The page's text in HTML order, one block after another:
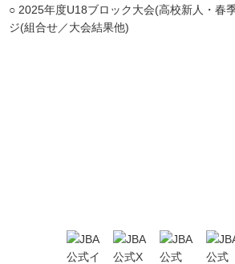
○2025年度U18ブロック大会(高校新人・
ジ(組合せ／大会結果他)